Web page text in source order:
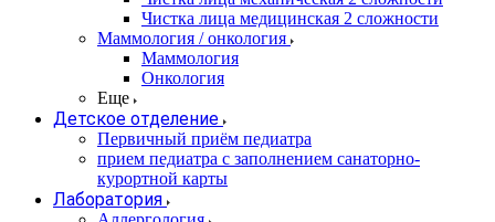
Чистка лица медицинская 2 сложности
Маммология / онкология
Маммология
Онкология
Еще
Детское отделение
Первичный приём педиатра
прием педиатра с заполнением санаторно-
курортной карты
Лаборатория